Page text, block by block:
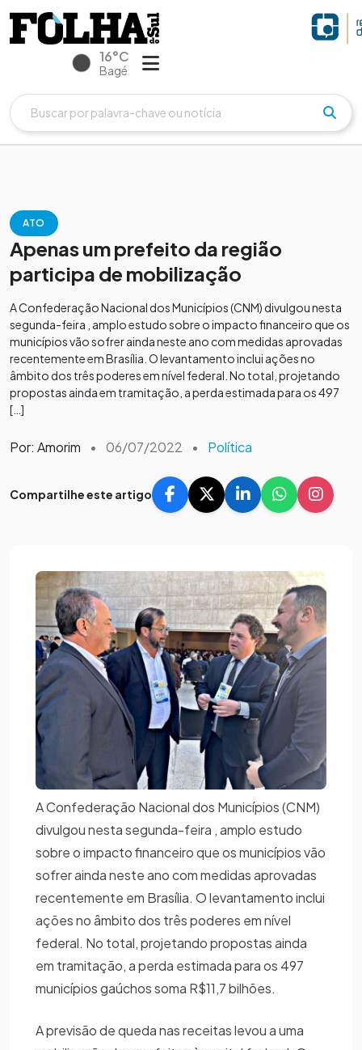
16°C
Bagé
ATO
Apenas um prefeito da região
participa de mobilização
A Confederação Nacional dos Municípios (CNM) divulgou nesta
segunda-feira , amplo estudo sobre o impacto financeiro que os
municípios vão sofrer ainda neste ano com medidas aprovadas
recentemente em Brasília. O levantamento inclui ações no
âmbito dos três poderes em nível federal. No total, projetando
propostas ainda em tramitação, a perda estimada para os 497
[…]
Por: Amorim • 06/07/2022 • Política
Compartilhe este artigo
A Confederação Nacional dos Municípios (CNM)
divulgou nesta segunda-feira , amplo estudo
sobre o impacto financeiro que os municípios vão
sofrer ainda neste ano com medidas aprovadas
recentemente em Brasília. O levantamento inclui
ações no âmbito dos três poderes em nível
federal. No total, projetando propostas ainda
em tramitação, a perda estimada para os 497
municípios gaúchos soma R$11,7 bilhões.
A previsão de queda nas receitas levou a uma